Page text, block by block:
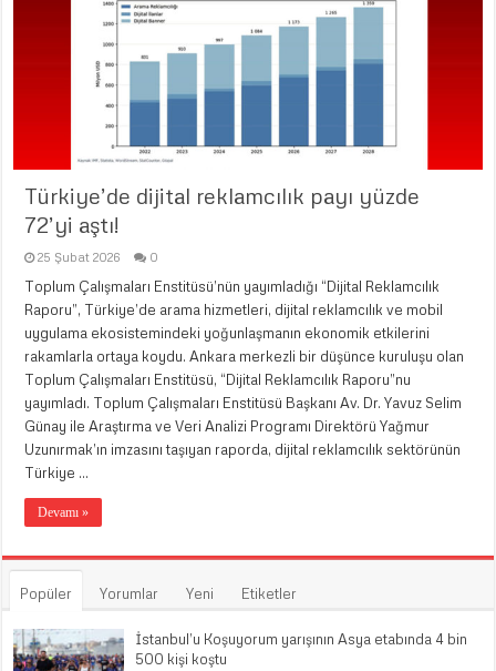
Türkiye’de dijital reklamcılık payı yüzde
72’yi aştı!
25 Şubat 2026 0
Toplum Çalışmaları Enstitüsü’nün yayımladığı “Dijital Reklamcılık
Raporu”, Türkiye’de arama hizmetleri, dijital reklamcılık ve mobil
uygulama ekosistemindeki yoğunlaşmanın ekonomik etkilerini
rakamlarla ortaya koydu. Ankara merkezli bir düşünce kuruluşu olan
Toplum Çalışmaları Enstitüsü, “Dijital Reklamcılık Raporu”nu
yayımladı. Toplum Çalışmaları Enstitüsü Başkanı Av. Dr. Yavuz Selim
Günay ile Araştırma ve Veri Analizi Programı Direktörü Yağmur
Uzunırmak’ın imzasını taşıyan raporda, dijital reklamcılık sektörünün
Türkiye …
Devamı »
Popüler Yorumlar Yeni Etiketler
İstanbul’u Koşuyorum yarışının Asya etabında 4 bin
500 kişi koştu